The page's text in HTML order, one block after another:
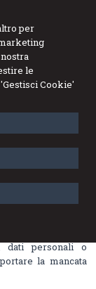
per
le
Cookie'
Menu
(D.Lgs.
con modalità
dati.
personali o
la mancata